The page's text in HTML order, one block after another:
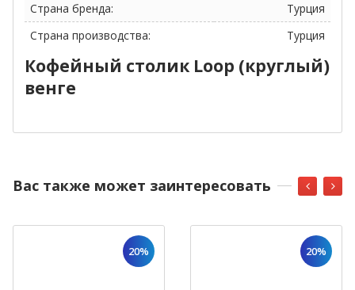
Страна бренда:
Турция
Страна производства:
Турция
Кофейный столик Loop (круглый)
венге
Вас также может заинтересовать
20% 20%